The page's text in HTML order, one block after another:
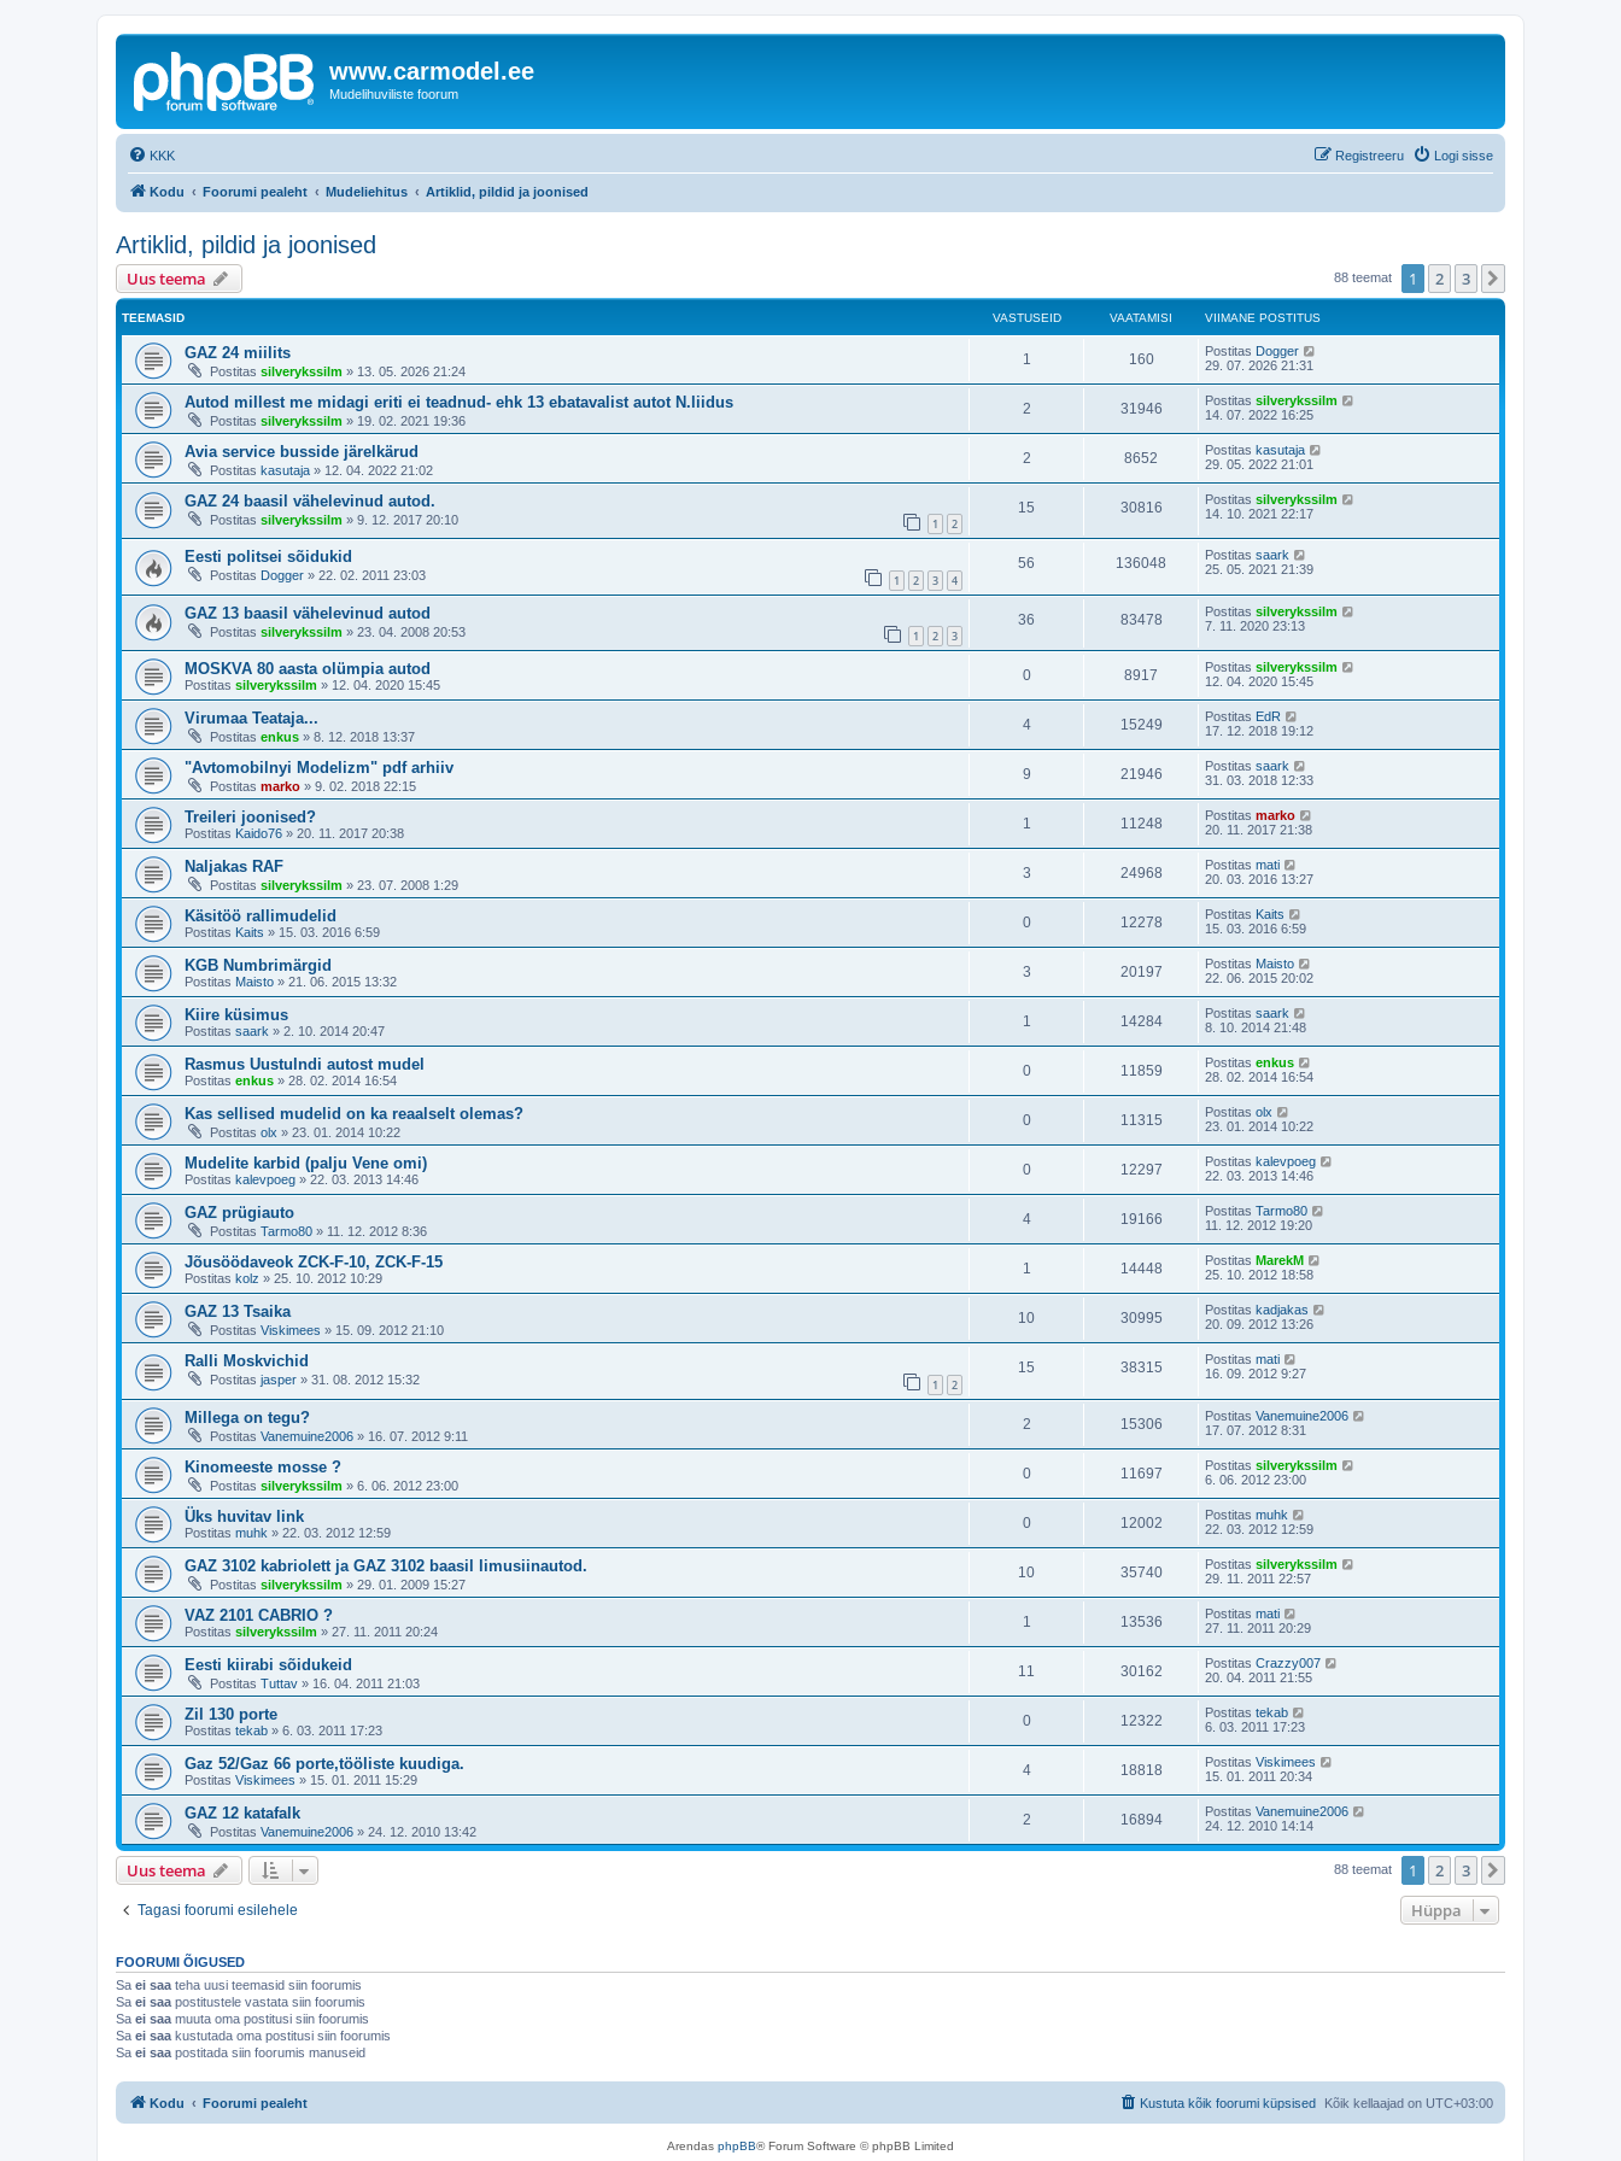
www.carmodel.ee
Mudelihuviliste foorum
KKK Logi sisse
Registreeru
Kodu Foorumi pealeht Mudeliehitus Artiklid, pildid ja joonised
Artiklid, pildid ja joonised
Uus teema 88 teemat 1 2 3
TEEMASID VASTUSEID VAATAMISI VIIMANE POSTITUS
GAZ 24 miilits
Postitas silverykssilm » 13. 05. 2026 21:24
1 160 Postitas Dogger
29. 07. 2026 21:31
Autod millest me midagi eriti ei teadnud- ehk 13 ebatavalist autot N.liidus
Postitas silverykssilm » 19. 02. 2021 19:36
2 31946 Postitas silverykssilm
14. 07. 2022 16:25
Avia service busside järelkärud
Postitas kasutaja » 12. 04. 2022 21:02
2 8652 Postitas kasutaja
29. 05. 2022 21:01
GAZ 24 baasil vähelevinud autod.
Postitas silverykssilm » 9. 12. 2017 20:10 1 2
15 30816 Postitas silverykssilm
14. 10. 2021 22:17
Eesti politsei sõidukid
Postitas Dogger » 22. 02. 2011 23:03 1 2 3 4
56 136048 Postitas saark
25. 05. 2021 21:39
GAZ 13 baasil vähelevinud autod
Postitas silverykssilm » 23. 04. 2008 20:53 1 2 3
36 83478 Postitas silverykssilm
7. 11. 2020 23:13
MOSKVA 80 aasta olümpia autod
Postitas silverykssilm » 12. 04. 2020 15:45
0 8917 Postitas silverykssilm
12. 04. 2020 15:45
Virumaa Teataja...
Postitas enkus » 8. 12. 2018 13:37
4 15249 Postitas EdR
17. 12. 2018 19:12
"Avtomobilnyi Modelizm" pdf arhiiv
Postitas marko » 9. 02. 2018 22:15
9 21946 Postitas saark
31. 03. 2018 12:33
Treileri joonised?
Postitas Kaido76 » 20. 11. 2017 20:38
1 11248 Postitas marko
20. 11. 2017 21:38
Naljakas RAF
Postitas silverykssilm » 23. 07. 2008 1:29
3 24968 Postitas mati
20. 03. 2016 13:27
Käsitöö rallimudelid
Postitas Kaits » 15. 03. 2016 6:59
0 12278 Postitas Kaits
15. 03. 2016 6:59
KGB Numbrimärgid
Postitas Maisto » 21. 06. 2015 13:32
3 20197 Postitas Maisto
22. 06. 2015 20:02
Kiire küsimus
Postitas saark » 2. 10. 2014 20:47
1 14284 Postitas saark
8. 10. 2014 21:48
Rasmus Uustulndi autost mudel
Postitas enkus » 28. 02. 2014 16:54
0 11859 Postitas enkus
28. 02. 2014 16:54
Kas sellised mudelid on ka reaalselt olemas?
Postitas olx » 23. 01. 2014 10:22
0 11315 Postitas olx
23. 01. 2014 10:22
Mudelite karbid (palju Vene omi)
Postitas kalevpoeg » 22. 03. 2013 14:46
0 12297 Postitas kalevpoeg
22. 03. 2013 14:46
GAZ prügiauto
Postitas Tarmo80 » 11. 12. 2012 8:36
4 19166 Postitas Tarmo80
11. 12. 2012 19:20
Jõusöödaveok ZCK-F-10, ZCK-F-15
Postitas kolz » 25. 10. 2012 10:29
1 14448 Postitas MarekM
25. 10. 2012 18:58
GAZ 13 Tsaika
Postitas Viskimees » 15. 09. 2012 21:10
10 30995 Postitas kadjakas
20. 09. 2012 13:26
Ralli Moskvichid
Postitas jasper » 31. 08. 2012 15:32 1 2
15 38315 Postitas mati
16. 09. 2012 9:27
Millega on tegu?
Postitas Vanemuine2006 » 16. 07. 2012 9:11
2 15306 Postitas Vanemuine2006
17. 07. 2012 8:31
Kinomeeste mosse ?
Postitas silverykssilm » 6. 06. 2012 23:00
0 11697 Postitas silverykssilm
6. 06. 2012 23:00
Üks huvitav link
Postitas muhk » 22. 03. 2012 12:59
0 12002 Postitas muhk
22. 03. 2012 12:59
GAZ 3102 kabriolett ja GAZ 3102 baasil limusiinautod.
Postitas silverykssilm » 29. 01. 2009 15:27
10 35740 Postitas silverykssilm
29. 11. 2011 22:57
VAZ 2101 CABRIO ?
Postitas silverykssilm » 27. 11. 2011 20:24
1 13536 Postitas mati
27. 11. 2011 20:29
Eesti kiirabi sõidukeid
Postitas Tuttav » 16. 04. 2011 21:03
11 30162 Postitas Crazzy007
20. 04. 2011 21:55
Zil 130 porte
Postitas tekab » 6. 03. 2011 17:23
0 12322 Postitas tekab
6. 03. 2011 17:23
Gaz 52/Gaz 66 porte,tööliste kuudiga.
Postitas Viskimees » 15. 01. 2011 15:29
4 18818 Postitas Viskimees
15. 01. 2011 20:34
GAZ 12 katafalk
Postitas Vanemuine2006 » 24. 12. 2010 13:42
2 16894 Postitas Vanemuine2006
24. 12. 2010 14:14
Uus teema 88 teemat 1 2 3
Tagasi foorumi esilehele Hüppa
FOORUMI ÕIGUSED
Sa ei saa teha uusi teemasid siin foorumis
Sa ei saa postitustele vastata siin foorumis
Sa ei saa muuta oma postitusi siin foorumis
Sa ei saa kustutada oma postitusi siin foorumis
Sa ei saa postitada siin foorumis manuseid
Kodu Foorumi pealeht Kõik kellaajad on UTC+03:00
Kustuta kõik foorumi küpsised
Arendas phpBB® Forum Software © phpBB Limited